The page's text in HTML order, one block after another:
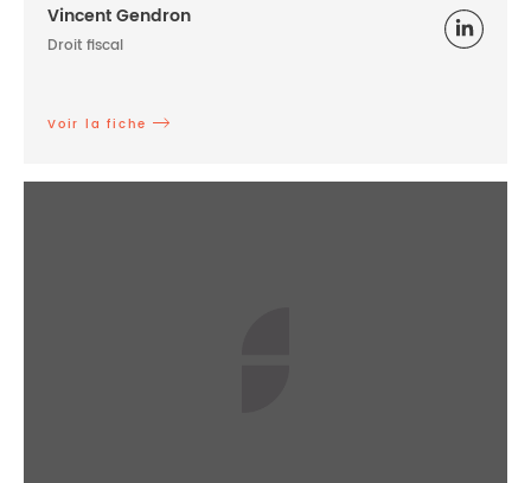
Vincent Gendron
Droit fiscal
Voir la fiche